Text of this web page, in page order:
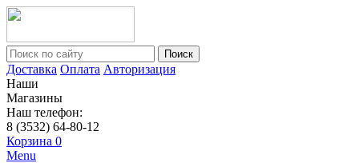
Поиск
Доставка Оплата Авторизация
Наши
Магазины
Наш телефон:
8 (3532) 64-80-12
Корзина 0
Menu